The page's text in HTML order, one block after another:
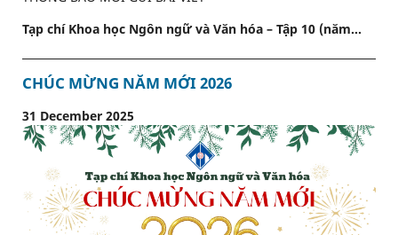
Tạp chí Khoa học Ngôn ngữ và Văn hóa – Tập 10 (năm...
CHÚC MỪNG NĂM MỚI 2026
31 December 2025